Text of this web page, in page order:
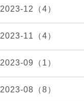
2023-12（4）
2023-11（4）
2023-09（1）
2023-08（8）